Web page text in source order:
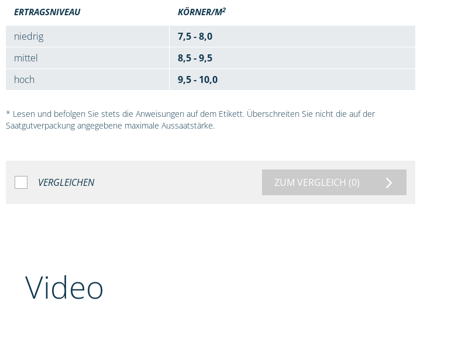
ERTRAGSNIVEAU KÖRNER/M2
niedrig
7,5 - 8,0
mittel
8,5 - 9,5
hoch
9,5 - 10,0
* Lesen und befolgen Sie stets die Anweisungen auf dem Etikett. Überschreiten Sie nicht die auf der
Saatgutverpackung angegebene maximale Aussaatstärke.
VERGLEICHEN ZUM VERGLEICH (0)
Video